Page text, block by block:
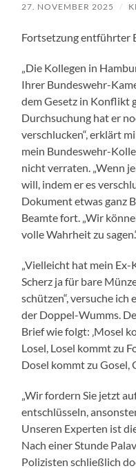
27. NOVEMBER 2025 /
Fortsetzung entführter
„Die Kollegen in
Ihrer Bundeswehr-
dem Gesetz in Konflikt
Durchsuchung hat er
verschlucken“, erklärt
mein Bundeswehr-
nicht verraten. „Wenn
will, indem er es
Dokument etwas ganz
Beamte fort. „Wir
volle Wahrheit zu
„Vielleicht hat mein
Scherz ja für bare
schützen“, versuche
der Doppel-Wumms.
Brief wie folgt: ‚Mosel
Losel, Losel kommt zu
Dosel kommt zu Gosel,
„Wir fordern Sie jetzt
entschlüsseln,
Unseren Experten ist
Nach einer Stunde
Polizisten schließlich